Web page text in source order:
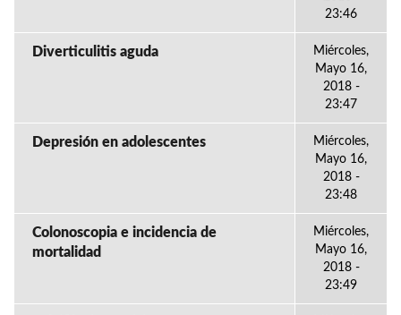
23:46
Diverticulitis aguda
Miércoles,
Mayo 16,
2018 -
23:47
Depresión en adolescentes
Miércoles,
Mayo 16,
2018 -
23:48
Colonoscopia e incidencia de
mortalidad
Miércoles,
Mayo 16,
2018 -
23:49